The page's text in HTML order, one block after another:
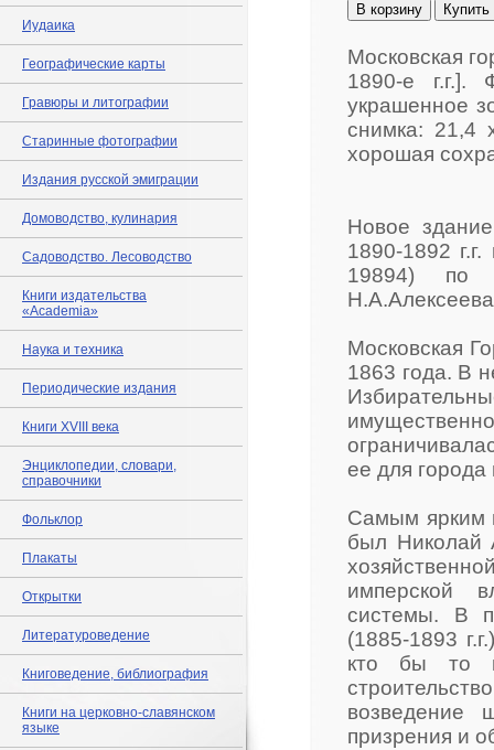
Иудаика
Географические карты
Гравюры и литографии
Старинные фотографии
Издания русской эмиграции
Домоводство, кулинария
Садоводство. Лесоводство
Книги издательства
«Academia»
Наука и техника
Периодические издания
Книги XVIII века
Энциклопедии, словари,
справочники
Фольклор
Плакаты
Открытки
Литературоведение
Книговедение, библиография
Книги на церковно-славянском
языке
В корзину Купить
Московская
1890-е г.г.].
украшенное
снимка: 21,4
хорошая
Новое
1890-1892
19894) по
Московская
1863 года. В
ее для
Самым ярким
был Николай
имперской
системы. В
(1885-1893
кто бы то
возведение
призрения и